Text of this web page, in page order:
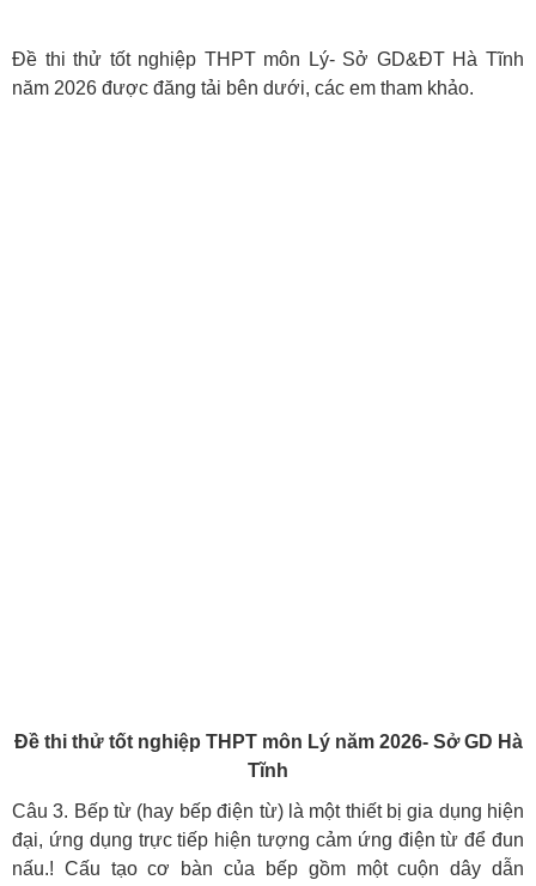
Đề thi thử tốt nghiệp THPT môn Lý- Sở GD&ĐT Hà Tĩnh
năm 2026 được đăng tải bên dưới, các em tham khảo.
Đề thi thử tốt nghiệp THPT môn Lý năm 2026- Sở GD Hà
Tĩnh
Câu 3. Bếp từ (hay bếp điện từ) là một thiết bị gia dụng hiện
đại, ứng dụng trực tiếp hiện tượng cảm ứng điện từ để đun
nấu.! Cấu tạo cơ bàn của bếp gồm một cuộn dây dẫn